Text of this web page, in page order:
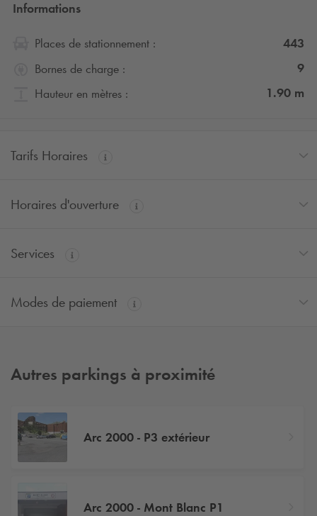
Informations
Places de stationnement :
443
Bornes de charge :
9
Hauteur en mètres :
1.90 m
Tarifs Horaires
Horaires d'ouverture
Services
Modes de paiement
Autres parkings à proximité
Arc 2000 - P3 extérieur
Arc 2000 - Mont Blanc P1